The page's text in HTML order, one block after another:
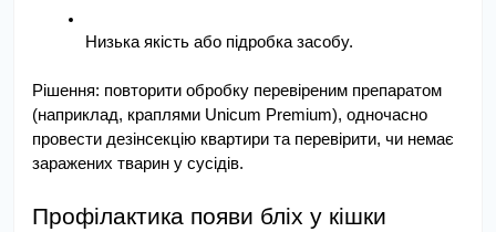
Низька якість або підробка засобу.
Рішення: повторити обробку перевіреним препаратом
(наприклад, краплями Unicum Premium), одночасно
провести дезінсекцію квартири та перевірити, чи немає
заражених тварин у сусідів.
Профілактика появи бліх у кішки